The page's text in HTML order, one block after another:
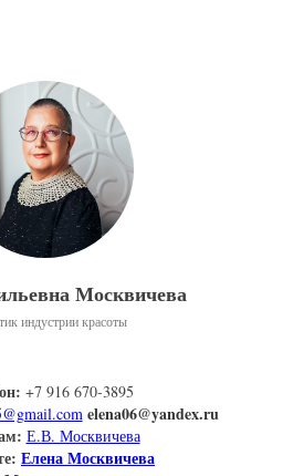
Москвичева
индустрии красоты
+7 916 670-3895
elena06@yandex.ru
Е.В. Москвичева
Елена Москвичева